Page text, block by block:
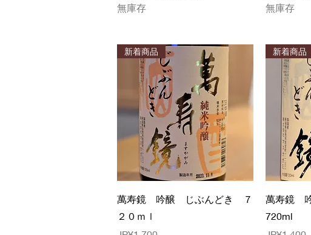
無庫存
無庫存
快速瀏覽
新着商品
萬寿鏡 吟醸 じぶんどき ７
２０ｍｌ
新着商品
萬寿鏡
720ml